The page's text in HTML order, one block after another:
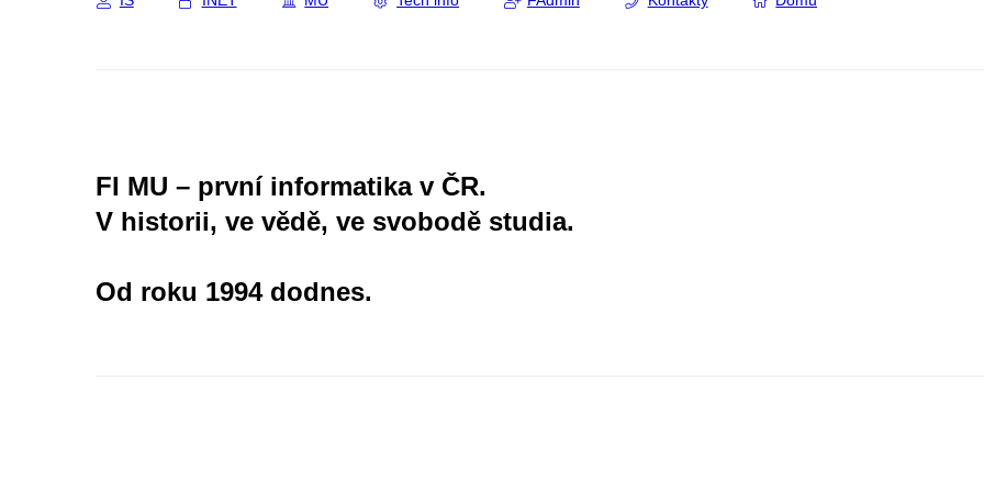
FI MU – první informatika v ČR.
V historii, ve vědě, ve svobodě studia.
Od roku 1994 dodnes.